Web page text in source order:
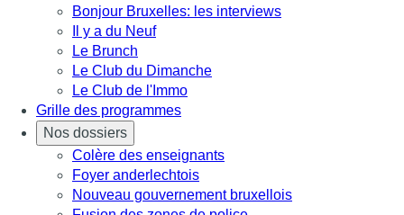
Bonjour Bruxelles: les interviews
Il y a du Neuf
Le Brunch
Le Club du Dimanche
Le Club de l'Immo
Grille des programmes
Nos dossiers
Colère des enseignants
Foyer anderlechtois
Nouveau gouvernement bruxellois